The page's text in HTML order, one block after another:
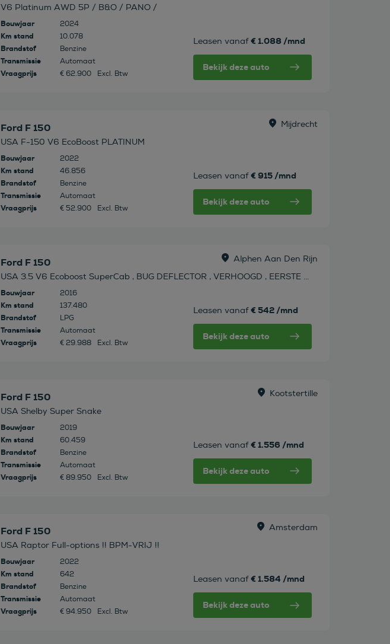
V6 Platinum AWD 5P / B&O / PANO /
Bouwjaar 2024
Km stand 10.078
Brandstof Benzine
Transmissie Automaat
Vraagprijs € 62.900 Excl. Btw
Leasen vanaf € 1.088 /mnd
Bekijk deze auto
Mijdrecht
Ford F 150
USA F-150 V6 EcoBoost PLATINUM
Bouwjaar 2022
Km stand 46.856
Brandstof Benzine
Transmissie Automaat
Vraagprijs € 52.900 Excl. Btw
Leasen vanaf € 915 /mnd
Bekijk deze auto
Alphen Aan Den Rijn
Ford F 150
USA 3.5 V6 Ecoboost SuperCab , BUG DEFLECTOR , VERHOOGD , EERSTE ...
Bouwjaar 2016
Km stand 137.480
Brandstof LPG
Transmissie Automaat
Vraagprijs € 29.988 Excl. Btw
Leasen vanaf € 542 /mnd
Bekijk deze auto
Kootstertille
Ford F 150
USA Shelby Super Snake
Bouwjaar 2019
Km stand 60.459
Brandstof Benzine
Transmissie Automaat
Vraagprijs € 89.950 Excl. Btw
Leasen vanaf € 1.556 /mnd
Bekijk deze auto
Amsterdam
Ford F 150
USA Raptor Full-options !! BPM-VRIJ !!
Bouwjaar 2022
Km stand 642
Brandstof Benzine
Transmissie Automaat
Vraagprijs € 94.950 Excl. Btw
Leasen vanaf € 1.584 /mnd
Bekijk deze auto